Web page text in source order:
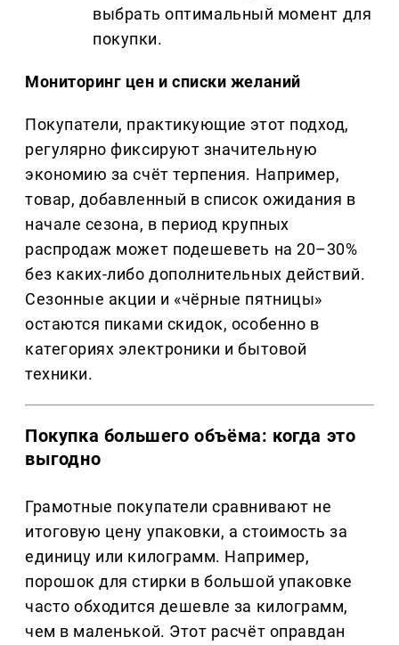
выбрать оптимальный момент для
покупки.
Мониторинг цен и списки желаний
Покупатели, практикующие этот подход,
регулярно фиксируют значительную
экономию за счёт терпения. Например,
товар, добавленный в список ожидания в
начале сезона, в период крупных
распродаж может подешеветь на 20–30%
без каких-либо дополнительных действий.
Сезонные акции и «чёрные пятницы»
остаются пиками скидок, особенно в
категориях электроники и бытовой
техники.
Покупка большего объёма: когда это
выгодно
Грамотные покупатели сравнивают не
итоговую цену упаковки, а стоимость за
единицу или килограмм. Например,
порошок для стирки в большой упаковке
часто обходится дешевле за килограмм,
чем в маленькой. Этот расчёт оправдан